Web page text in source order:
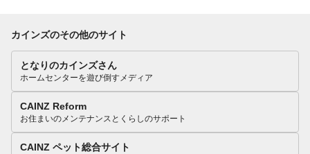
カインズのその他のサイト
となりのカインズさん
ホームセンターを遊び倒すメディア
CAINZ Reform
お住まいのメンテナンスとくらしのサポート
CAINZ ペット総合サイト